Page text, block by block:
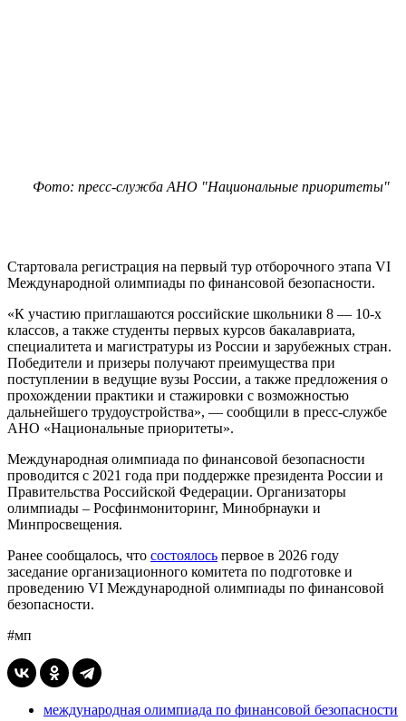
Фото: пресс-служба АНО "Национальные приоритеты"
Стартовала регистрация на первый тур отборочного этапа VI
Международной олимпиады по финансовой безопасности.
«К участию приглашаются российские школьники 8 — 10-х
классов, а также студенты первых курсов бакалавриата,
специалитета и магистратуры из России и зарубежных стран.
Победители и призеры получают преимущества при
поступлении в ведущие вузы России, а также предложения о
прохождении практики и стажировки с возможностью
дальнейшего трудоустройства», — сообщили в пресс-службе
АНО «Национальные приоритеты».
Международная олимпиада по финансовой безопасности
проводится с 2021 года при поддержке президента России и
Правительства Российской Федерации. Организаторы
олимпиады – Росфинмониторинг, Минобрнауки и
Минпросвещения.
Ранее сообщалось, что состоялось первое в 2026 году
заседание организационного комитета по подготовке и
проведению VI Международной олимпиады по финансовой
безопасности.
#мп
международная олимпиада по финансовой безопасности